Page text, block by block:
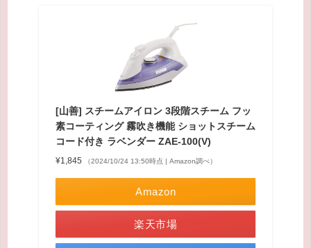
[山善] スチームアイロン 3段階スチーム フッ
素コーティング 霧吹き機能 ショットスチーム
コード付き ラベンダー ZAE-100(V)
¥1,845 （2024/10/24 13:50時点 | Amazon調べ）
Amazon
楽天市場